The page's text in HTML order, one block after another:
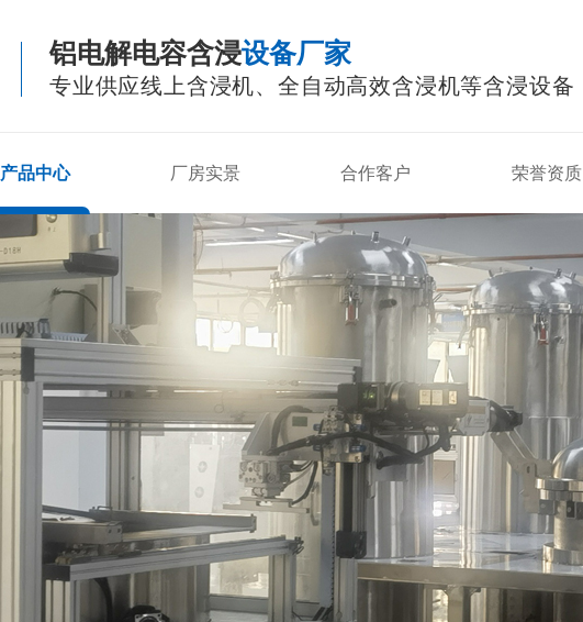
铝电解电容含浸设备厂家
专业供应线上含浸机、全自动高效含浸机等含浸设备
产品中心 厂房实景 合作客户 荣誉资质